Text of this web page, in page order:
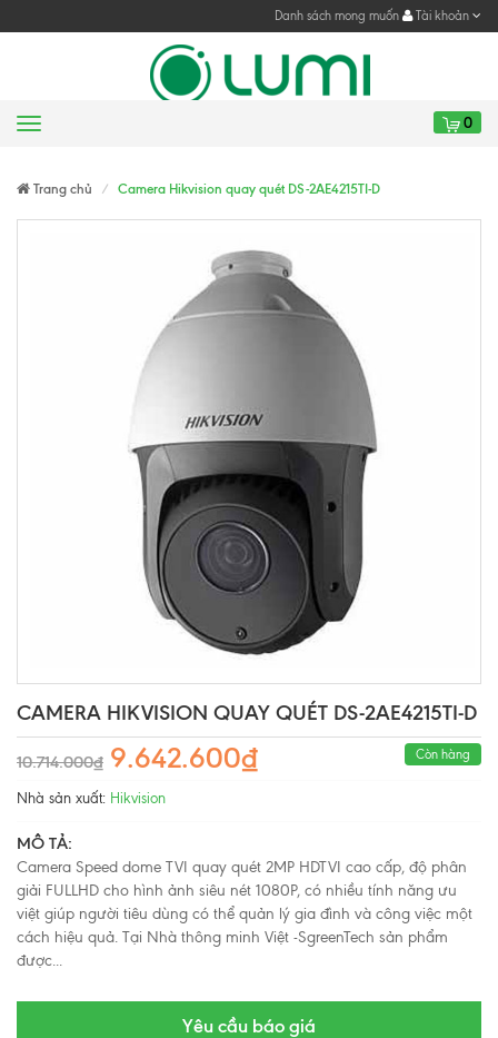
Danh sách mong muốn Tài khoản
Menu 0
Trang chủ Camera Hikvision quay quét DS-2AE4215TI-D
CAMERA HIKVISION QUAY QUÉT DS-2AE4215TI-D
10.714.000₫ 9.642.600₫ Còn hàng
Nhà sản xuất: Hikvision
MÔ TẢ:
Camera Speed dome TVI quay quét 2MP HDTVI cao cấp, độ phân
giải FULLHD cho hình ảnh siêu nét 1080P, có nhiều tính năng ưu
việt giúp người tiêu dùng có thể quản lý gia đình và công việc một
cách hiệu quả. Tại Nhà thông minh Việt -SgreenTech sản phẩm
được...
Yêu cầu báo giá